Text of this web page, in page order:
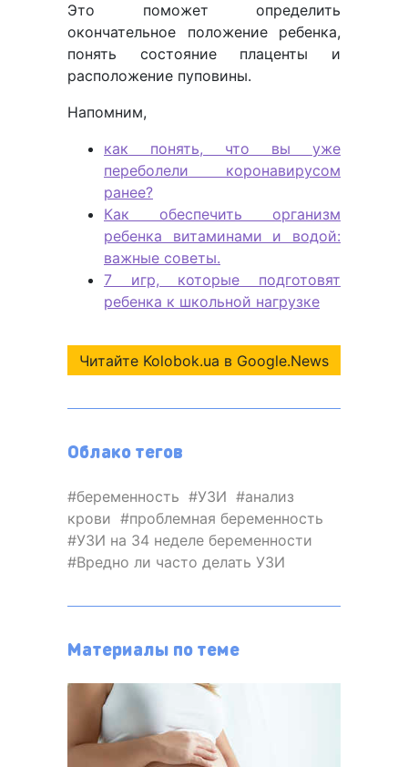
Это поможет определить
окончательное положение ребенка,
понять состояние плаценты и
расположение пуповины.
Напомним,
как понять, что вы уже
переболели коронавирусом
ранее?
Как обеспечить организм
ребенка витаминами и водой:
важные советы.
7 игр, которые подготовят
ребенка к школьной нагрузке
Читайте Kolobok.ua в Google.News
Облако тегов
беременность УЗИ
анализ
крови
проблемная беременность
УЗИ на 34 неделе беременности
Вредно ли часто делать УЗИ
Материалы по теме